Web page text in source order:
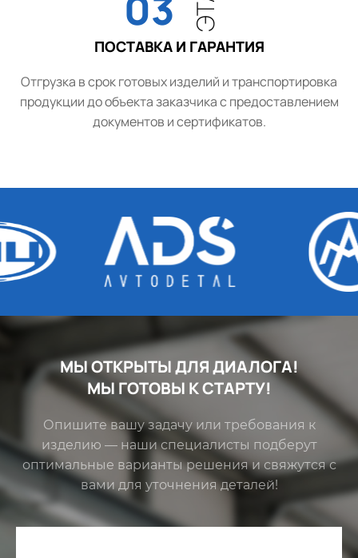
ПОСТАВКА И ГАРАНТИЯ
Отгрузка в срок готовых изделий и транспортировка
продукции до объекта заказчика с предоставлением
документов и сертификатов.
МЫ ОТКРЫТЫ ДЛЯ ДИАЛОГА!
МЫ ГОТОВЫ К СТАРТУ!
Опишите вашу задачу или требования к
изделию — наши специалисты подберут
оптимальные варианты решения и свяжутся с
вами для уточнения деталей!